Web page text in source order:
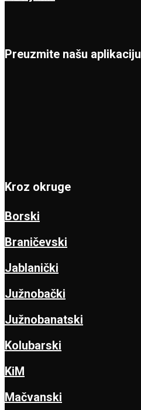
Preuzmite našu aplikaciju
Kroz okruge
Borski
Braničevski
Jablanički
Južnobački
Južnobanatski
Kolubarski
KiM
Mačvanski